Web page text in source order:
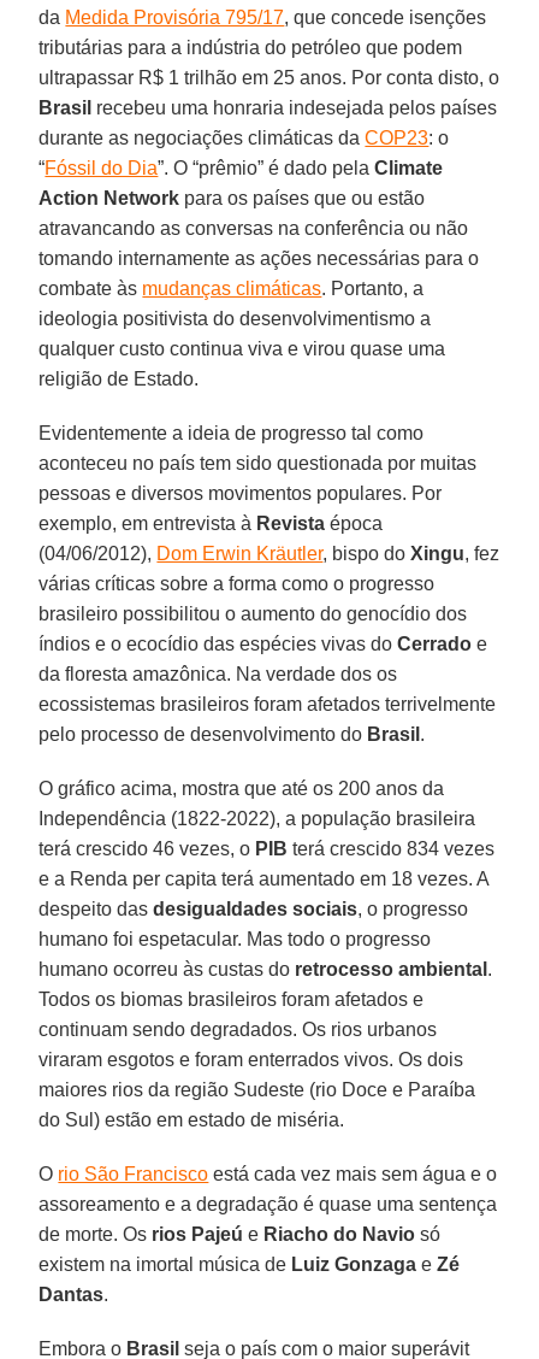
da Medida Provisória 795/17, que concede isenções
tributárias para a indústria do petróleo que podem
ultrapassar R$ 1 trilhão em 25 anos. Por conta disto, o
Brasil recebeu uma honraria indesejada pelos países
durante as negociações climáticas daCOP23: o
“Fóssil do Dia”. O “prêmio” é dado pelaClimate
Action Network para os países que ou estão
atravancando as conversas na conferência ou não
tomando internamente as ações necessárias para o
combate às mudanças climáticas. Portanto, a
ideologia positivista do desenvolvimentismo a
qualquer custo continua viva e virou quase uma
religião de Estado.
Evidentemente a ideia de progresso tal como
aconteceu no país tem sido questionada por muitas
pessoas e diversos movimentos populares. Por
exemplo, em entrevista à Revista época
(04/06/2012), Dom Erwin Kräutler, bispo doXingu, fez
várias críticas sobre a forma como o progresso
brasileiro possibilitou o aumento do genocídio dos
índios e o ecocídio das espécies vivas doCerrado e
da floresta amazônica. Na verdade dos os
ecossistemas brasileiros foram afetados terrivelmente
pelo processo de desenvolvimento do Brasil .
O gráfico acima, mostra que até os 200 anos da
Independência (1822-2022), a população brasileira
terá crescido 46 vezes, o PIB terá crescido 834 vezes
e a Renda per capita terá aumentado em 18 vezes. A
despeito dasdesigualdades sociais, o progresso
humano foi espetacular. Mas todo o progresso
humano ocorreu às custas do retrocesso ambiental .
Todos os biomas brasileiros foram afetados e
continuam sendo degradados. Os rios urbanos
viraram esgotos e foram enterrados vivos. Os dois
maiores rios da região Sudeste (rio Doce e Paraíba
do Sul) estão em estado de miséria.
O rio São Francisco está cada vez mais sem água e o
assoreamento e a degradação é quase uma sentença
de morte. Os rios Pajeú e Riacho do Navio só
existem na imortal música de Luiz Gonzaga eZé
Dantas.
Embora o Brasil seja o país com o maior superávit